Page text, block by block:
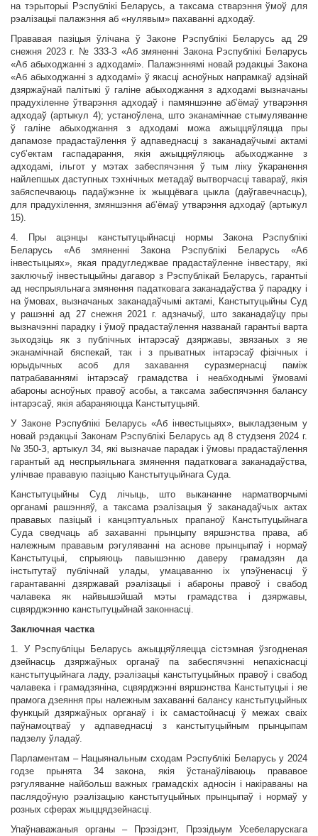
на тэрыторыі Рэспублікі Беларусь, а таксама стварэння ўмоў для
рэалізацыі палажэння аб «нулявым» пахаванні адходаў.
Прававая пазіцыя ўлічана ў Законе Рэспублікі Беларусь ад 29
снежня 2023 г. № 333-З «Аб змяненні Закона Рэспублікі Беларусь
«Аб абыходжанні з адходамі». Палажэннямі новай рэдакцыі Закона
«Аб абыходжанні з адходамі» ў якасці асноўных напрамкаў адзінай
дзяржаўнай палітыкі ў галіне абыходжання з адходамі вызначаны
прадухіленне ўтварэння адходаў і памяншэнне аб’ёмаў утварэння
адходаў (артыкул 4); устаноўлена, што эканамічнае стымуляванне
ў галіне абыходжання з адходамі можа ажыццяўляцца пры
дапамозе прадастаўлення ў адпаведнасці з заканадаўчымі актамі
суб’ектам гаспадарання, якія ажыццяўляюць абыходжанне з
адходамі, ільгот у мэтах забеспячэння ў тым ліку ўкаранення
найлепшых даступных тэхнічных метадаў вытворчасці тавараў, якія
забяспечваюць падаўжэнне іх жыццёвага цыкла (даўгавечнасць),
для прадухілення, змяншэння аб’ёмаў утварэння адходаў (артыкул
15).
4. Пры ацэнцы канстытуцыйнасці нормы Закона Рэспублікі
Беларусь «Аб змяненні Закона Рэспублікі Беларусь «Аб
інвестыцыях», якая прадугледжвае прадастаўленне інвестару, які
заключыў інвестыцыйны дагавор з Рэспублікай Беларусь, гарантыі
ад неспрыяльнага змянення падатковага заканадаўства ў парадку і
на ўмовах, вызначаных заканадаўчымі актамі, Канстытуцыйны Суд
у рашэнні ад 27 снежня 2021 г. адзначыў, што заканадаўцу пры
вызначэнні парадку і ўмоў прадастаўлення названай гарантыі варта
зыходзіць як з публічных інтарэсаў дзяржавы, звязаных з яе
эканамічнай бяспекай, так і з прыватных інтарэсаў фізічных і
юрыдычных асоб для захавання суразмернасці паміж
патрабаваннямі інтарэсаў грамадства і неабходнымі ўмовамі
абароны асноўных правоў асобы, а таксама забеспячэння балансу
інтарэсаў, якія абараняюцца Канстытуцыяй.
У Законе Рэспублікі Беларусь «Аб інвестыцыях», выкладзеным у
новай рэдакцыі Законам Рэспублікі Беларусь ад 8 студзеня 2024 г.
№ 350-З, артыкул 34, які вызначае парадак і ўмовы прадастаўлення
гарантый ад неспрыяльнага змянення падатковага заканадаўства,
улічвае прававую пазіцыю Канстытуцыйнага Суда.
Канстытуцыйны Суд лічыць, што выкананне нарматворчымі
органамі рашэнняў, а таксама рэалізацыя ў заканадаўчых актах
прававых пазіцый і канцэптуальных прапаноў Канстытуцыйнага
Суда сведчаць аб захаванні прынцыпу вяршэнства права, аб
належным прававым рэгуляванні на аснове прынцыпаў і нормаў
Канстытуцыі, спрыяюць павышэнню даверу грамадзян да
інстытутаў публічнай улады, умацаванню іх упэўненасці ў
гарантаванні дзяржавай рэалізацыі і абароны правоў і свабод
чалавека як найвышэйшай мэты грамадства і дзяржавы,
сцвярджэнню канстытуцыйнай законнасці.
Заключная частка
1. У Рэспубліцы Беларусь ажыццяўляецца сістэмная ўзгодненая
дзейнасць дзяржаўных органаў па забеспячэнні непахіснасці
канстытуцыйнага ладу, рэалізацыі канстытуцыйных правоў і свабод
чалавека і грамадзяніна, сцвярджэнні вяршэнства Канстытуцыі і яе
прамога дзеяння пры належным захаванні балансу канстытуцыйных
функцый дзяржаўных органаў і іх самастойнасці ў межах сваіх
паўнамоцтваў у адпаведнасці з канстытуцыйным прынцыпам
падзелу ўладаў.
Парламентам – Нацыянальным сходам Рэспублікі Беларусь у 2024
годзе прынята 34 закона, якія ўстанаўліваюць прававое
рэгуляванне найбольш важных грамадскіх адносін і накіраваны на
паслядоўную рэалізацыю канстытуцыйных прынцыпаў і нормаў у
розных сферах жыццядзейнасці.
Упаўнаважаныя органы – Прэзідэнт, Прэзідыум Усебеларускага